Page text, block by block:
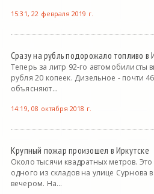
15:31, 22 февраля 2019 г.
Сразу на рубль подорожало топливо в
Теперь за литр 92-го автомобилисты
рубля 20 копеек. Дизельное - почти
объясняют...
14:19, 08 октября 2018 г.
Крупный пожар произошел в Иркутске
Около тысячи квадратных метров.
одного из складов на улице Сурнова
вечером. На...